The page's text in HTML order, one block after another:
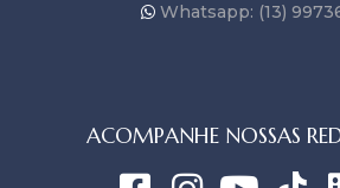
Whatsapp: (13)
ACOMPANHE NOSSAS